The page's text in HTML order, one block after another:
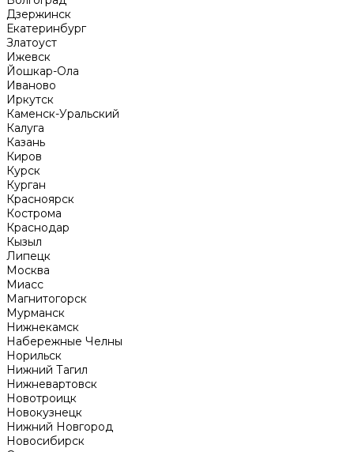
Дзержинск
Екатеринбург
Златоуст
Ижевск
Йошкар-Ола
Иваново
Иркутск
Каменск-Уральский
Калуга
Казань
Киров
Курск
Курган
Красноярск
Кострома
Краснодар
Кызыл
Липецк
Москва
Миасс
Магнитогорск
Мурманск
Нижнекамск
Набережные Челны
Норильск
Нижний Тагил
Нижневартовск
Новотроицк
Новокузнецк
Нижний Новгород
Новосибирск